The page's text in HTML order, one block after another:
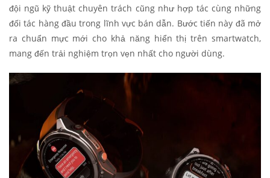
đội ngũ kỹ thuật chuyên trách cũng như hợp tác cùng những
đối tác hàng đầu trong lĩnh vực bán dẫn. Bước tiến này đã mở
ra chuẩn mực mới cho khả năng hiển thị trên smartwatch,
mang đến trải nghiệm trọn vẹn nhất cho người dùng.